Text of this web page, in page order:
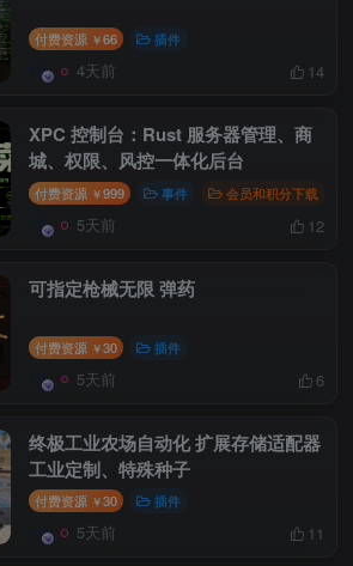
付费资源 ￥66 插件
4天前 14
XPC 控制台：Rust 服务器管理、商
城、权限、风控一体化后台
付费资源 ￥999 事件 会员和积分下载
5天前 12
可指定枪械无限 弹药
付费资源 ￥30 插件
5天前 6
终极工业农场自动化 扩展存储适配器
工业定制、特殊种子
付费资源 ￥30 插件
5天前 11